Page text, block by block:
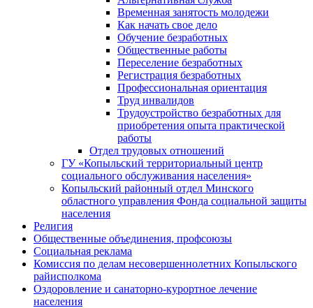
Временная занятость молодежи
Как начать свое дело
Обучение безработных
Общественные работы
Переселение безработных
Регистрация безработных
Профессиональная ориентация
Труд инвалидов
Трудоустройство безработных для
приобретения опыта практической
работы
Отдел трудовых отношений
ГУ «Копыльский территориальный центр
социального обслуживания населения»
Копыльский районный отдел Минского
областного управления Фонда социальной защиты
населения
Религия
Общественные объединения, профсоюзы
Социальная реклама
Комиссия по делам несовершеннолетних Копыльского
райисполкома
Оздоровление и санаторно-курортное лечение
населения